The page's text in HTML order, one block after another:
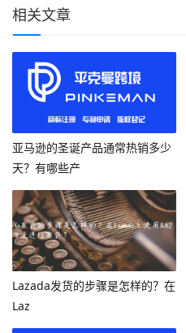
相关文章
亚马逊的圣诞产品通常热销多少
天？有哪些产
Lazada发货的步骤是怎样的？在
Laz